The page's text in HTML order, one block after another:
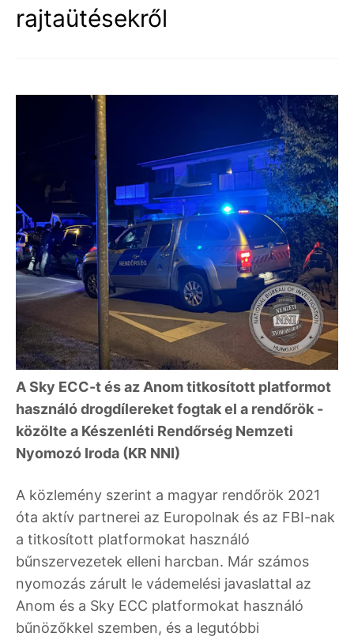
rajtaütésekről
A Sky ECC-t és az Anom titkosított platformot
használó drogdílereket fogtak el a rendőrök -
közölte a Készenléti Rendőrség Nemzeti
Nyomozó Iroda (KR NNI)
A közlemény szerint a magyar rendőrök 2021
óta aktív partnerei az Europolnak és az FBI-nak
a titkosított platformokat használó
bűnszervezetek elleni harcban. Már számos
nyomozás zárult le vádemelési javaslattal az
Anom és a Sky ECC platformokat használó
bűnözőkkel szemben, és a legutóbbi